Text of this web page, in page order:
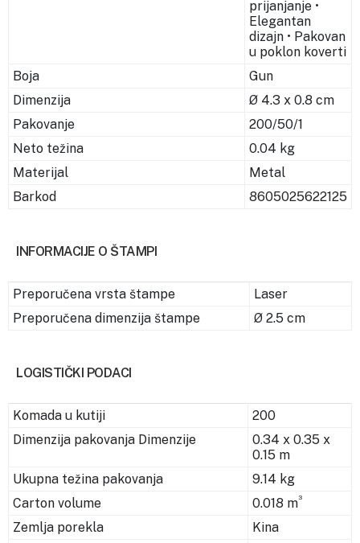
prijanjanje •
Elegantan
dizajn • Pakovan
u poklon koverti
Boja
Gun
Dimenzija
Ø 4.3 x 0.8 cm
Pakovanje
200/50/1
Neto težina
0.04 kg
Materijal
Metal
Barkod
8605025622125
INFORMACIJE O ŠTAMPI
Preporučena vrsta štampe
Laser
Preporučena dimenzija štampe
Ø 2.5 cm
LOGISTIČKI PODACI
Komada u kutiji
200
Dimenzija pakovanja Dimenzije
0.34 x 0.35 x
0.15 m
Ukupna težina pakovanja
9.14 kg
Carton volume
0.018 m3
Zemlja porekla Kina